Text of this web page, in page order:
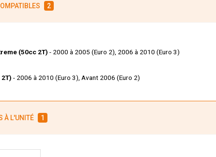
2
(50cc 2T) - 2000 à 2005 (Euro 2), 2006 à 2010 (Euro 3)
2T) - 2006 à 2010 (Euro 3), Avant 2006 (Euro 2)
À L'UNITÉ 1